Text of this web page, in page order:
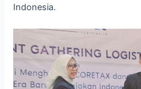
Indonesia.